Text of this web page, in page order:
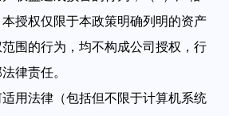
授权仅限于本政策明确列明的资产
围的行为，均不构成公司授权，行
律责任。
用法律（包括但不限于计算机系统